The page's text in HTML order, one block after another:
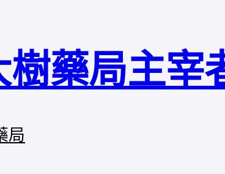
樹藥局主宰
局